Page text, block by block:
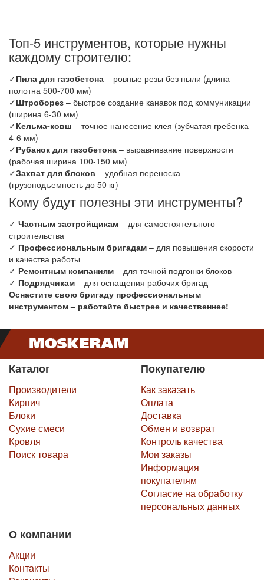
Топ-5 инструментов, которые нужны
каждому строителю:
✓Пила для газобетона – ровные резы без пыли (длина
полотна 500-700 мм)
✓Штроборез – быстрое создание канавок под коммуникации
(ширина 6-30 мм)
✓Кельма-ковш – точное нанесение клея (зубчатая гребенка
4-6 мм)
✓Рубанок для газобетона – выравнивание поверхности
(рабочая ширина 100-150 мм)
✓Захват для блоков – удобная переноска
(грузоподъемность до 50 кг)
Кому будут полезны эти инструменты?
✓ Частным застройщикам – для самостоятельного
строительства
✓ Профессиональным бригадам – для повышения скорости
и качества работы
✓ Ремонтным компаниям – для точной подгонки блоков
✓ Подрядчикам – для оснащения рабочих бригад
Оснастите свою бригаду профессиональным
инструментом – работайте быстрее и качественнее!
Каталог
Производители
Кирпич
Блоки
Сухие смеси
Кровля
Поиск товара
Покупателю
Как заказать
Оплата
Доставка
Обмен и возврат
Контроль качества
Мои заказы
Информация
покупателям
Согласие на обработку
персональных данных
О компании
Акции
Контакты